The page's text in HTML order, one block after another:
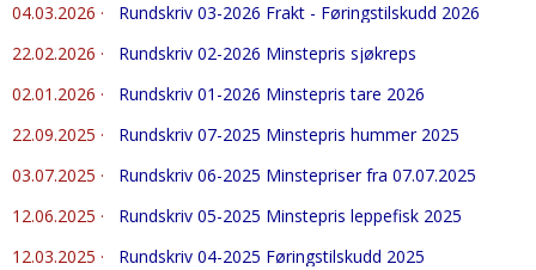
04.03.2026 ·
Rundskriv 03-2026 Frakt - Føringstilskudd 2026
22.02.2026 ·
Rundskriv 02-2026 Minstepris sjøkreps
02.01.2026 ·
Rundskriv 01-2026 Minstepris tare 2026
22.09.2025 ·
Rundskriv 07-2025 Minstepris hummer 2025
03.07.2025 ·
Rundskriv 06-2025 Minstepriser fra 07.07.2025
12.06.2025 ·
Rundskriv 05-2025 Minstepris leppefisk 2025
12.03.2025 ·
Rundskriv 04-2025 Føringstilskudd 2025